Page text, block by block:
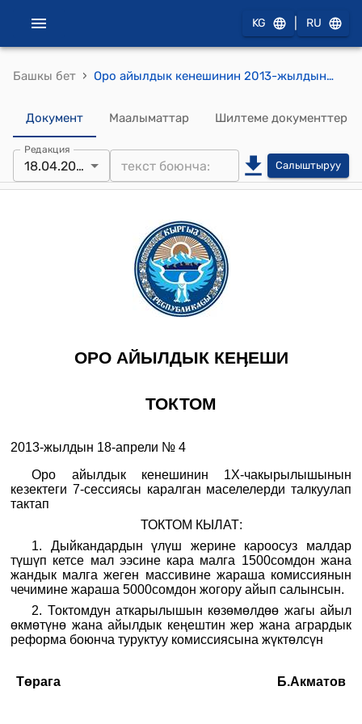
KG RU
Башкы бет › Оро айылдык кенешинин 2013-жылдын 18-апрелиндеги № 4 "Дыйкандардын үлүш жерине кароосуз малдар түшүп кетсе мал ээсине айып салуу жөнүндө"
Документ Маалыматтар Шилтеме документтер
Редакция
18.04.2013 Салыштыруу